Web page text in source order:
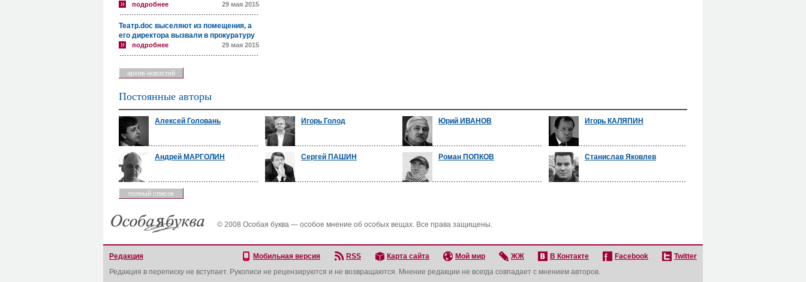
подробнее 29 мая 2015
Театр.doc выселяют из помещения, а
его директора вызвали в прокуратуру
подробнее 29 мая 2015
архив новостей
Постоянные авторы
Алексей Головань Игорь Голод Юрий ИВАНОВ Игорь КАЛЯПИН
Андрей МАРГОЛИН Сергей ПАШИН Роман ПОПКОВ Станислав Яковлев
полный список
© 2008 Особая буква — особое мнение об особых вещах. Все права защищены.
Редакция Мобильная версия RSS Карта сайта Мой мир ЖЖ В Контакте Facebook
Twitter
Редакция в переписку не вступает. Рукописи не рецензируются и не возвращаются. Мнение редакции не всегда совпадает с мнением авторов.